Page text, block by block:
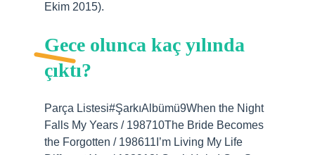
Ekim 2015).
Gece olunca kaç yılında
çıktı?
Parça Listesi#ŞarkıAlbümü9When the Night
Falls My Years / 198710The Bride Becomes
the Forgotten / 198611I’m Living My Life